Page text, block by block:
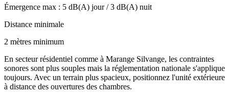
Émergence max : 5 dB(A) jour /3 dB(A) nuit
Distance minimale
2 mètres minimum
En secteur résidentiel comme à Marange Silvange, les contraintes
sonores sont plus souples mais la réglementation nationale s'applique
toujours. Avec un terrain plus spacieux, positionnez l'unité extérieure
à distance des ouvertures des chambres.